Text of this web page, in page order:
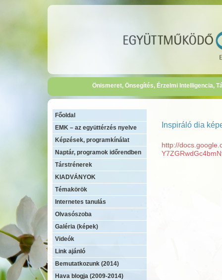
Önismeret, Önsegítés, Érzelmi Intelligencia,
Főoldal
EMK – az együttérzés nyelve
Képzések, programkínálat
Naptár, programok időrendben
Társtrénerek
KIADVÁNYOK
Témakörök
Internetes tanulás
Olvasószoba
Galéria (képek)
Videók
Link ajánló
Bemutatkozunk (2014)
Hava blogja (2009-2014)
Inspiráló dia
http://